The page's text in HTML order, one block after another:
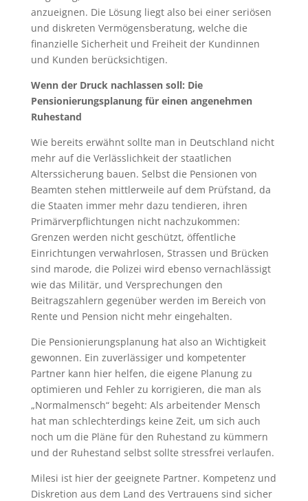
anzueignen. Die Lösung liegt also bei einer seriösen
und diskreten Vermögensberatung, welche die
finanzielle Sicherheit und Freiheit der Kundinnen
und Kunden berücksichtigen.
Wenn der Druck nachlassen soll: Die
Pensionierungsplanung für einen angenehmen
Ruhestand
Wie bereits erwähnt sollte man in Deutschland nicht
mehr auf die Verlässlichkeit der staatlichen
Alterssicherung bauen. Selbst die Pensionen von
Beamten stehen mittlerweile auf dem Prüfstand, da
die Staaten immer mehr dazu tendieren, ihren
Primärverpflichtungen nicht nachzukommen:
Grenzen werden nicht geschützt, öffentliche
Einrichtungen verwahrlosen, Strassen und Brücken
sind marode, die Polizei wird ebenso vernachlässigt
wie das Militär, und Versprechungen den
Beitragszahlern gegenüber werden im Bereich von
Rente und Pension nicht mehr eingehalten.
Die Pensionierungsplanung hat also an Wichtigkeit
gewonnen. Ein zuverlässiger und kompetenter
Partner kann hier helfen, die eigene Planung zu
optimieren und Fehler zu korrigieren, die man als
„Normalmensch“ begeht: Als arbeitender Mensch
hat man schlechterdings keine Zeit, um sich auch
noch um die Pläne für den Ruhestand zu kümmern
und der Ruhestand selbst sollte stressfrei verlaufen.
Milesi ist hier der geeignete Partner. Kompetenz und
Diskretion aus dem Land des Vertrauens sind sicher